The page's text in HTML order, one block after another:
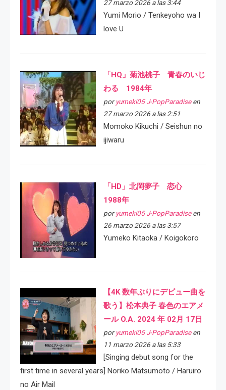
27 marzo 2026 a las 3:44
Yumi Morio / Tenkeyoho wa I
love U
「HQ」菊池桃子 青春のいじ
わる 1984年
por yumeki05 J-PopParadiseen
27 marzo 2026 a las 2:51
Momoko Kikuchi / Seishun no
ijiwaru
「HD」北岡夢子 恋心
1988年
por yumeki05 J-PopParadiseen
26 marzo 2026 a las 3:57
Yumeko Kitaoka / Koigokoro
【4K 数年ぶりにデビュー曲を
歌う】松本典子 春色のエアメ
ール O.A. 2024 年 02月 17日
por yumeki05 J-PopParadiseen
11 marzo 2026 a las 5:33
[Singing debut song for the
first time in several years] Noriko Matsumoto / Haruiro
no Air Mail